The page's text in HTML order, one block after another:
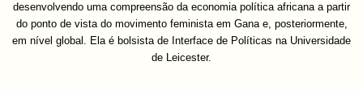
desenvolvendo uma compreensão da economia política africana a partir
do ponto de vista do movimento feminista em Gana e, posteriormente,
em nível global. Ela é bolsista de Interface de Políticas na Universidade
de Leicester.